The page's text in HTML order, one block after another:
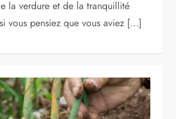
la verdure et de la tranquillité
vous pensiez que vous aviez […]